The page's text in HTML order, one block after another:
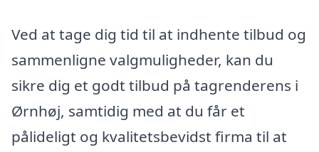
Ved at tage dig tid til at indhente tilbud og
sammenligne valgmuligheder, kan du
sikre dig et godt tilbud på tagrenderens i
Ørnhøj, samtidig med at du får et
pålideligt og kvalitetsbevidst firma til at